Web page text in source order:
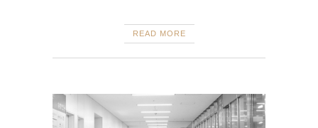
READ MORE